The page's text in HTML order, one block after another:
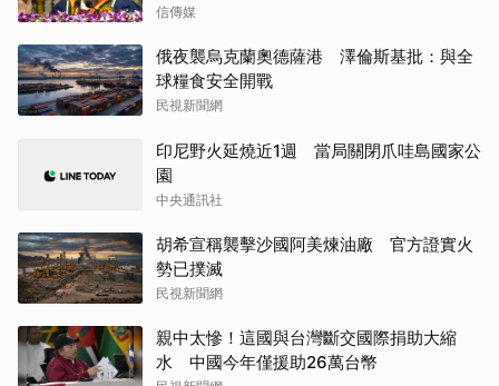
信傳媒
俄夜襲烏克蘭奧德薩港 澤倫斯基批：與全
球糧食安全開戰
民視新聞網
印尼野火延燒近1週 當局關閉爪哇島國家公
園
中央通訊社
胡希宣稱襲擊沙國阿美煉油廠 官方證實火
勢已撲滅
民視新聞網
親中太慘！這國與台灣斷交國際捐助大縮
水 中國今年僅援助26萬台幣